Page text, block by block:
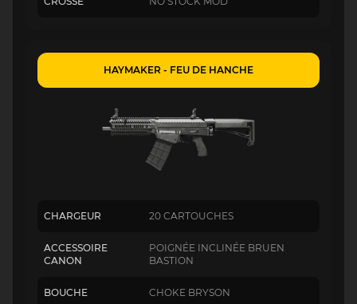
HAYMAKER - FEU DE HANCHE
CHARGEUR 20 CARTOUCHES
ACCESSOIRE
CANON
POIGNÉE INCLINÉE BRUEN
BASTION
BOUCHE CHOKE BRYSON